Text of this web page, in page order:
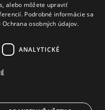
PRÁVA VYHRADENÉ.
alebo môžete upraviť
Podrobné informácie sa
osobných údajov.
ANALYTICKÉ